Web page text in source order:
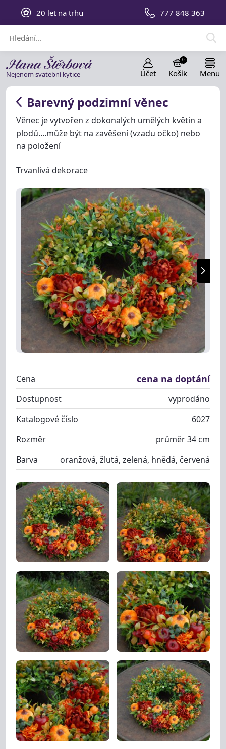
20 let na trhu 777 848 363
Nejenom svatební kytice Účet Košík
0
Menu
Barevný podzimní věnec
Věnec je vytvořen z dokonalých umělých květin a
plodů....může být na zavěšení (vzadu očko) nebo
na položení
Trvanlivá dekorace
Cena cena na doptání
Dostupnost
vyprodáno
Katalogové číslo
6027
Rozměr
průměr 34 cm
Barva
oranžová, žlutá, zelená, hnědá, červená